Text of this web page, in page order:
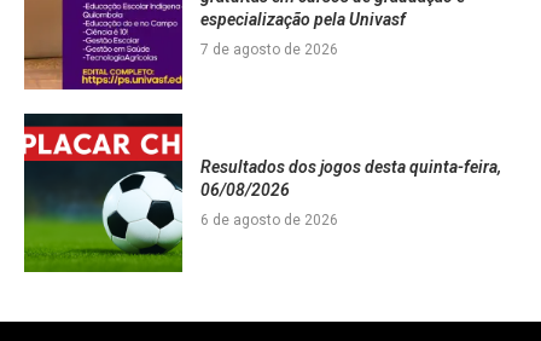
especialização pela Univasf
7 de agosto de 2026
Resultados dos jogos desta quinta-feira,
06/08/2026
6 de agosto de 2026